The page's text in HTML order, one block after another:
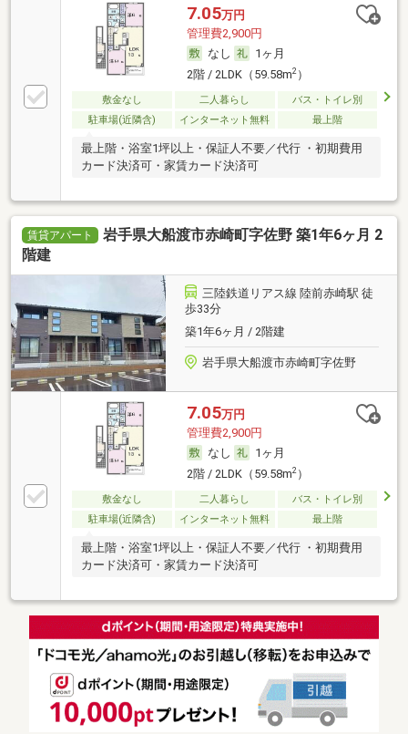
7.05万円
管理費2,900円
なし
1ヶ月
2階 / 2LDK（59.58m2）
敷金なし 二人暮らし
バス・トイレ別
駐車場(近隣含)
インターネット無料 最上階
最上階・浴室1坪以上・保証人不要／代行 ・初期費用
カード決済可・家賃カード決済可
賃貸アパート
岩手県大船渡市赤崎町字佐野 築1年6ヶ月 2
階建
三陸鉄道リアス線 陸前赤崎駅 徒
歩33分
築1年6ヶ月 / 2階建
岩手県大船渡市赤崎町字佐野
7.05万円
管理費2,900円
なし
1ヶ月
2階 / 2LDK（59.58m2）
敷金なし 二人暮らし
バス・トイレ別
駐車場(近隣含)
インターネット無料 最上階
最上階・浴室1坪以上・保証人不要／代行 ・初期費用
カード決済可・家賃カード決済可